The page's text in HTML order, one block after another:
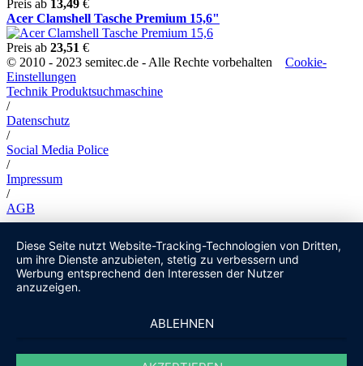
Preis ab 13,49 €
Acer Clamshell Tasche Premium 15,6"
Preis ab 23,51 €
© 2010 - 2023 semitec.de - Alle Rechte vorbehalten Cookie-
Einstellungen
Technik Produktsuchmaschine
/
Datenschutz
/
Social Media Police
/
Impressum
/
AGB
Diese Seite nutzt Website-Tracking-Technologien von Dritten,
um ihre Dienste anzubieten, stetig zu verbessern und
Werbung entsprechend den Interessen der Nutzer
anzuzeigen.
ABLEHNEN